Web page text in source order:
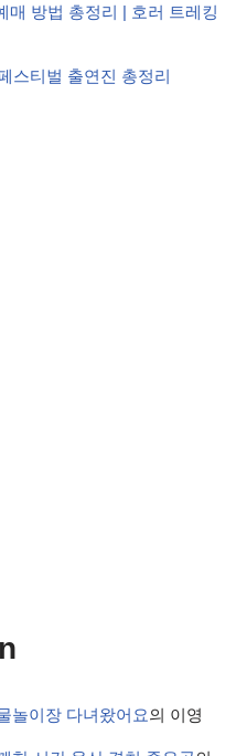
매 방법 총정리 | 호러 트레킹
스티벌 출연진 총정리
놀이장 다녀왔어요의 이영